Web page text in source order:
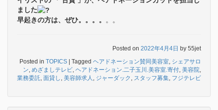
ました
早起きの方は、ぜひ。。。。
。。
Posted on 2022年4月4日 by 55jet
Posted in TOPICS Tagged ヘアドネーション賛同美容室, シェアサロ
ン, めざましテレビ, ヘアドネーション.二子玉川.美容室.寄付, 美容院,
業務委託, 面貸し , 美容師求人 , ジャーダック , スタッフ募集, フジテレビ